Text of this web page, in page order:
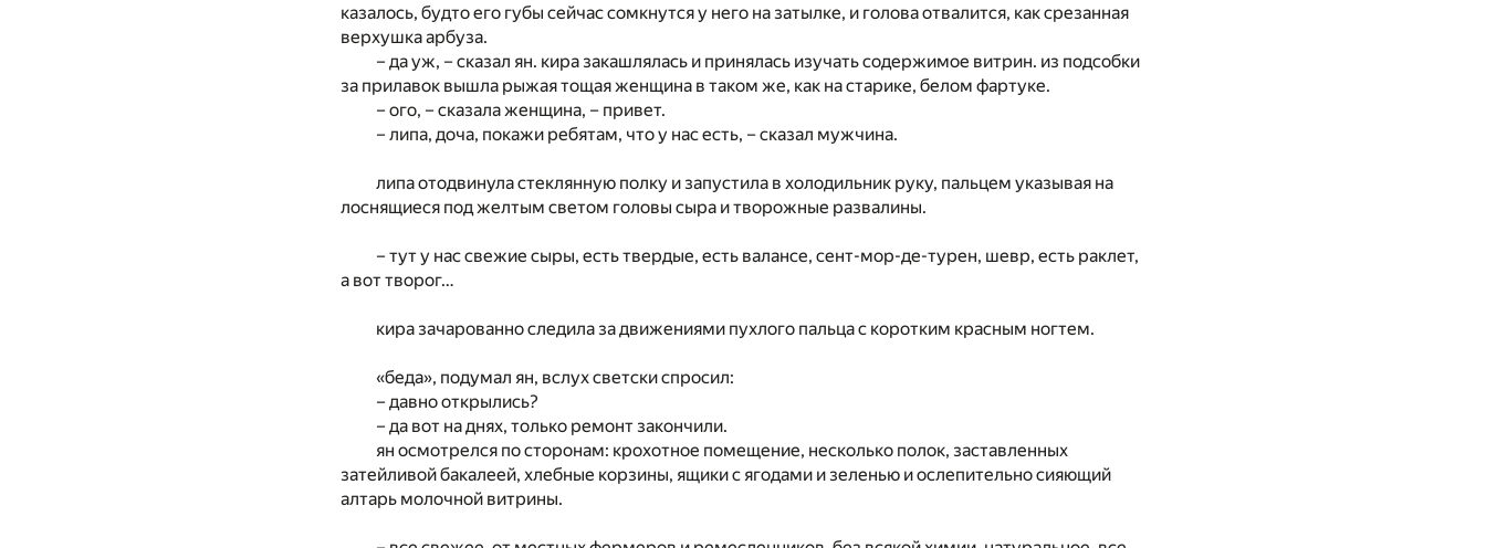
казалось, будто его губы сейчас сомкнутся у него на затылке, и голова отвалится, как срезанная
верхушка арбуза.
– да уж, – сказал ян. кира закашлялась и принялась изучать содержимое витрин. из подсобки
за прилавок вышла рыжая тощая женщина в таком же, как на старике, белом фартуке.
– ого, – сказала женщина, – привет.
– липа, доча, покажи ребятам, что у нас есть, – сказал мужчина.
липа отодвинула стеклянную полку и запустила в холодильник руку, пальцем указывая на
лоснящиеся под желтым светом головы сыра и творожные развалины.
– тут у нас свежие сыры, есть твердые, есть валансе, сент-мор-де-турен, шевр, есть раклет,
а вот творог…
кира зачарованно следила за движениями пухлого пальца с коротким красным ногтем.
«беда», подумал ян, вслух светски спросил:
– давно открылись?
– да вот на днях, только ремонт закончили.
ян осмотрелся по сторонам: крохотное помещение, несколько полок, заставленных
затейливой бакалеей, хлебные корзины, ящики с ягодами и зеленью и ослепительно сияющий
алтарь молочной витрины.